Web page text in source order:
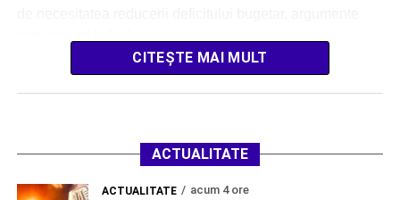
CITEȘTE MAI MULT
ACTUALITATE
ACTUALITATE acum 4 ore